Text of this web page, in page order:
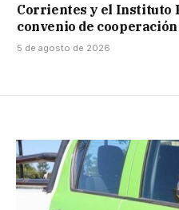
Corrientes y el Instituto
convenio de cooperación
5 de agosto de 2026